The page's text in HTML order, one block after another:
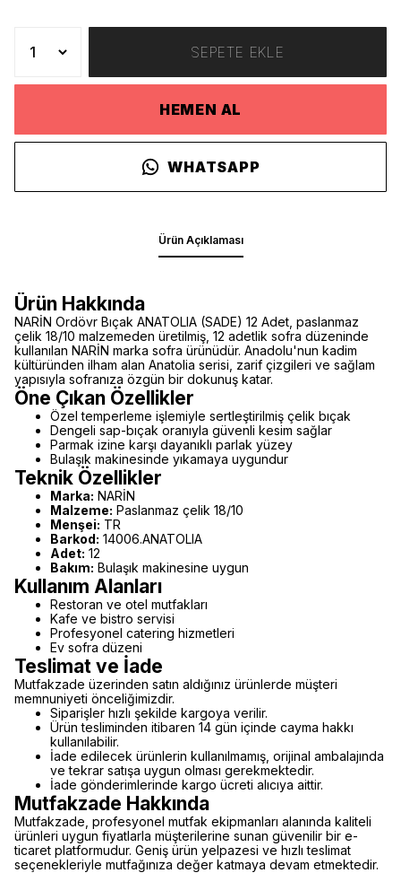
SEPETE EKLE
HEMEN AL
WHATSAPP
Ürün Açıklaması
Ürün Hakkında
NARİN Ordövr Bıçak ANATOLIA (SADE) 12 Adet, paslanmaz
çelik 18/10 malzemeden üretilmiş, 12 adetlik sofra düzeninde
kullanılan NARİN marka sofra ürünüdür. Anadolu'nun kadim
kültüründen ilham alan Anatolia serisi, zarif çizgileri ve sağlam
yapısıyla sofranıza özgün bir dokunuş katar.
Öne Çıkan Özellikler
Özel temperleme işlemiyle sertleştirilmiş çelik bıçak
Dengeli sap-bıçak oranıyla güvenli kesim sağlar
Parmak izine karşı dayanıklı parlak yüzey
Bulaşık makinesinde yıkamaya uygundur
Teknik Özellikler
Marka: NARİN
Malzeme: Paslanmaz çelik 18/10
Menşei: TR
Barkod: 14006.ANATOLIA
Adet: 12
Bakım: Bulaşık makinesine uygun
Kullanım Alanları
Restoran ve otel mutfakları
Kafe ve bistro servisi
Profesyonel catering hizmetleri
Ev sofra düzeni
Teslimat ve İade
Mutfakzade üzerinden satın aldığınız ürünlerde müşteri
memnuniyeti önceliğimizdir.
Siparişler hızlı şekilde kargoya verilir.
Ürün tesliminden itibaren 14 gün içinde cayma hakkı
kullanılabilir.
İade edilecek ürünlerin kullanılmamış, orijinal ambalajında
ve tekrar satışa uygun olması gerekmektedir.
İade gönderimlerinde kargo ücreti alıcıya aittir.
Mutfakzade Hakkında
Mutfakzade, profesyonel mutfak ekipmanları alanında kaliteli
ürünleri uygun fiyatlarla müşterilerine sunan güvenilir bir e-
ticaret platformudur. Geniş ürün yelpazesi ve hızlı teslimat
seçenekleriyle mutfağınıza değer katmaya devam etmektedir.